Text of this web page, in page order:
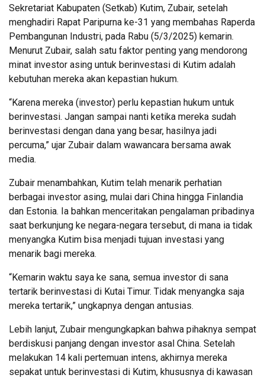
Sekretariat Kabupaten (Setkab) Kutim, Zubair, setelah
menghadiri Rapat Paripurna ke-31 yang membahas Raperda
Pembangunan Industri, pada Rabu (5/3/2025) kemarin.
Menurut Zubair, salah satu faktor penting yang mendorong
minat investor asing untuk berinvestasi di Kutim adalah
kebutuhan mereka akan kepastian hukum.
“Karena mereka (investor) perlu kepastian hukum untuk
berinvestasi. Jangan sampai nanti ketika mereka sudah
berinvestasi dengan dana yang besar, hasilnya jadi
percuma,” ujar Zubair dalam wawancara bersama awak
media.
Zubair menambahkan, Kutim telah menarik perhatian
berbagai investor asing, mulai dari China hingga Finlandia
dan Estonia. Ia bahkan menceritakan pengalaman pribadinya
saat berkunjung ke negara-negara tersebut, di mana ia tidak
menyangka Kutim bisa menjadi tujuan investasi yang
menarik bagi mereka.
“Kemarin waktu saya ke sana, semua investor di sana
tertarik berinvestasi di Kutai Timur. Tidak menyangka saja
mereka tertarik,” ungkapnya dengan antusias.
Lebih lanjut, Zubair mengungkapkan bahwa pihaknya sempat
berdiskusi panjang dengan investor asal China. Setelah
melakukan 14 kali pertemuan intens, akhirnya mereka
sepakat untuk berinvestasi di Kutim, khususnya di kawasan